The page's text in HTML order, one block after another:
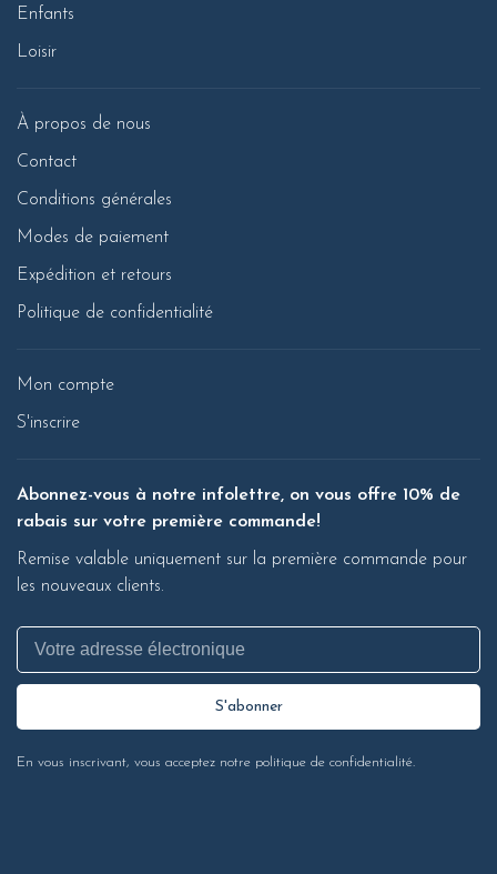
Enfants
Loisir
À propos de nous
Contact
Conditions générales
Modes de paiement
Expédition et retours
Politique de confidentialité
Mon compte
S'inscrire
Abonnez-vous à notre infolettre, on vous offre 10% de
rabais sur votre première commande!
Remise valable uniquement sur la première commande pour
les nouveaux clients.
S'abonner
En vous inscrivant, vous acceptez notre politique de confidentialité.